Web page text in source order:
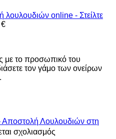
λουλουδιών online - Στείλτε
€
με το προσωπικό του
τον γάμο των ονείρων
Λουλουδιών στη
σχολιασμός